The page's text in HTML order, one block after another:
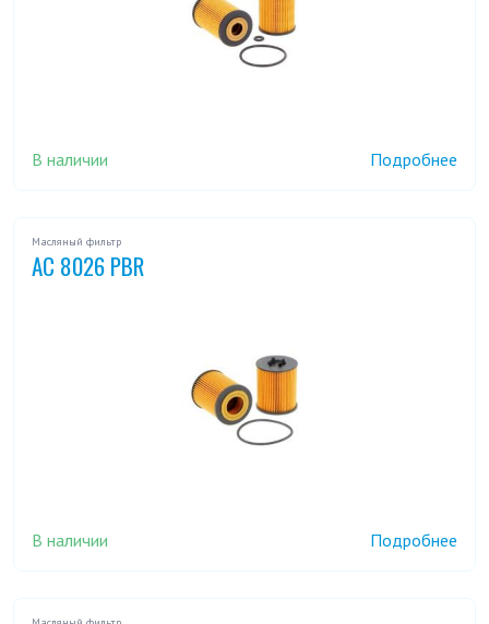
В наличии Подробнее
Масляный фильтр
AC 8026 PBR
В наличии Подробнее